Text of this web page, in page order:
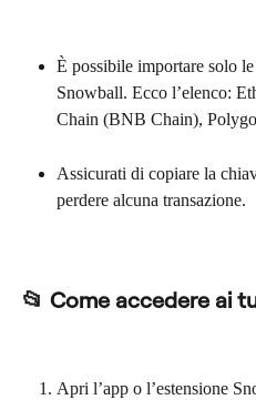
È possibile importare solo
Snowball. Ecco l’elenco:
Chain (BNB Chain),
Assicurati di copiare la
perdere alcuna transazione.
📂 Come accedere ai
Apri l’app o l’estensione